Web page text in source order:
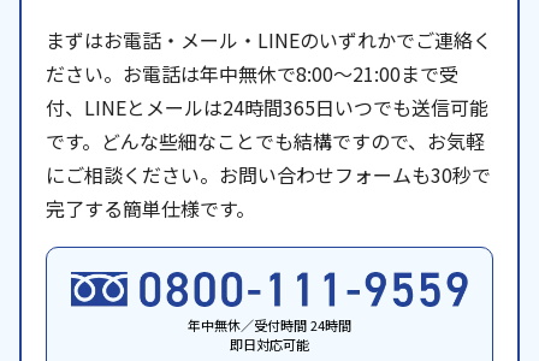
まずはお電話・メール・LINEのいずれかでご連絡く
ださい。お電話は年中無休で8:00〜21:00まで受
付、LINEとメールは24時間365日いつでも送信可能
です。どんな些細なことでも結構ですので、お気軽
にご相談ください。お問い合わせフォームも30秒で
完了する簡単仕様です。
年中無休／受付時間 24時間
即日対応可能